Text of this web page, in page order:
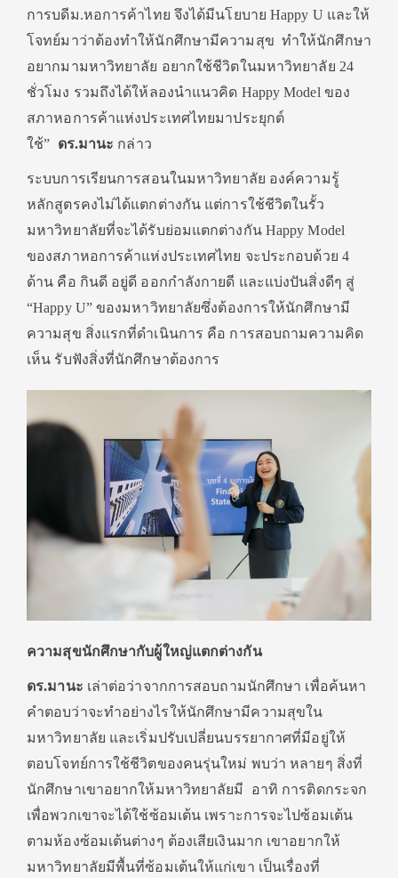
การบดีม.หอการค้าไทย จึงได้มีนโยบาย Happy U และให้
โจทย์มาว่าต้องทำให้นักศึกษามีความสุข ทำให้นักศึกษา
อยากมามหาวิทยาลัย อยากใช้ชีวิตในมหาวิทยาลัย 24
ชั่วโมง รวมถึงได้ให้ลองนำแนวคิด Happy Model ของ
สภาหอการค้าแห่งประเทศไทยมาประยุกต์
ใช้” ดร.มานะ กล่าว
ระบบการเรียนการสอนในมหาวิทยาลัย องค์ความรู้
หลักสูตรคงไม่ได้แตกต่างกัน แต่การใช้ชีวิตในรั้ว
มหาวิทยาลัยที่จะได้รับย่อมแตกต่างกัน Happy Model
ของสภาหอการค้าแห่งประเทศไทย จะประกอบด้วย 4
ด้าน คือ กินดี อยู่ดี ออกกำลังกายดี และแบ่งปันสิ่งดีๆ สู่
“Happy U” ของมหาวิทยาลัยซึ่งต้องการให้นักศึกษามี
ความสุข สิ่งแรกที่ดำเนินการ คือ การสอบถามความคิด
เห็น รับฟังสิ่งที่นักศึกษาต้องการ
ความสุขนักศึกษากับผู้ใหญ่แตกต่างกัน
ดร.มานะ เล่าต่อว่าจากการสอบถามนักศึกษา เพื่อค้นหา
คำตอบว่าจะทำอย่างไรให้นักศึกษามีความสุขใน
มหาวิทยาลัย และเริ่มปรับเปลี่ยนบรรยากาศที่มีอยู่ให้
ตอบโจทย์การใช้ชีวิตของคนรุ่นใหม่ พบว่า หลายๆ สิ่งที่
นักศึกษาเขาอยากให้มหาวิทยาลัยมี อาทิ การติดกระจก
เพื่อพวกเขาจะได้ใช้ซ้อมเต้น เพราะการจะไปซ้อมเต้น
ตามห้องซ้อมเต้นต่างๆ ต้องเสียเงินมาก เขาอยากให้
มหาวิทยาลัยมีพื้นที่ซ้อมเต้นให้แก่เขา เป็นเรื่องที่